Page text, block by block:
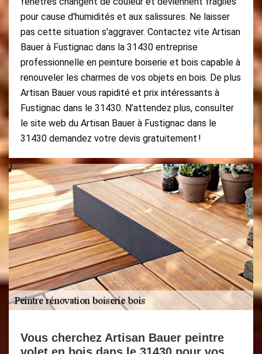
pour cause d'humidités et aux salissures. Ne laisser
pas cette situation s’aggraver. Contactez vite Artisan
Bauer à Fustignac dans la 31430 entreprise
professionnelle en peinture boiserie et bois capable à
renouveler les charmes de vos objets en bois. De plus
Artisan Bauer vous rapidité et prix intéressants à
Fustignac dans le 31430. N’attendez plus, consulter
le site web du Artisan Bauer à Fustignac dans le
31430 demandez votre devis gratuitement !
Vous cherchez Artisan Bauer peintre